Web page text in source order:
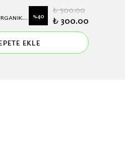
Antik Desenli Organik Soft Eşarp %40
₺ 500.00
₺ 300.00
EKLE